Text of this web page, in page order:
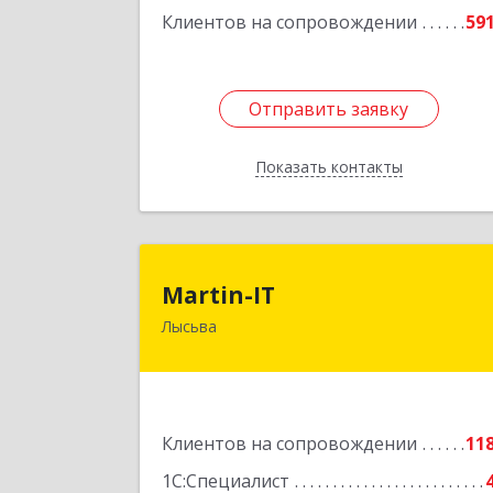
Клиентов на сопровождении 591
Отправить заявку
Показать контакты
Отправить заявку
Назад
Martin-IT
Лысьва
Клиентов на сопровождении
1С:Специалист
618900, Пермский край, Лысьва г,